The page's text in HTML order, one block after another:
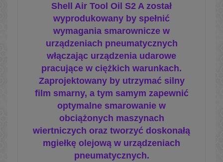
Shell Air Tool Oil S2 A został
wyprodukowany by spełnić
wymagania smarownicze w
urządzeniach pneumatycznych
włączając urządzenia udarowe
pracujące w ciężkich warunkach.
Zaprojektowany by utrzymać silny
film smarny, a tym samym zapewnić
optymalne smarowanie w
obciążonych maszynach
wiertniczych oraz tworzyć doskonałą
mgiełkę olejową w urządzeniach
pneumatycznych.